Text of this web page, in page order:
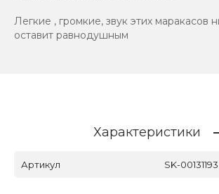
Легкие , громкие, звук этих маракасов
оставит равнодушным
Характеристики
Артикул SK-00131193